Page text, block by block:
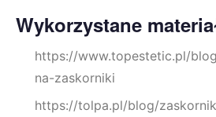
Wykorzystane
https://www.topestetic.pl/
na-zaskorniki
https://tolpa.pl/blog/